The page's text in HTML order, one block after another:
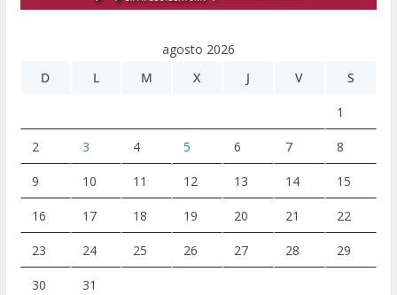
agosto 2026
D
L M X J V S
1
2 3 4 5 6 7 8
9 10 11 12 13 14 15
16 17 18 19 20 21 22
23 24 25 26 27 28 29
30 31